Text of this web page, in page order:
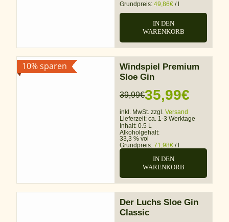
Grundpreis: 49,86€ /l
IN DEN
WARENKORB
10% sparen
Windspiel Premium
Sloe Gin
39,99€
Ursprünglicher
Preis
war:
39,99€
35,99€
Aktueller
Preis
ist:
35,99€.
inkl. MwSt. zzgl. Versand
Lieferzeit: ca. 1-3 Werktage
Inhalt: 0.5 L
Alkoholgehalt:
33,3 % vol
Grundpreis: 71,98€ /
IN DEN
WARENKORB
Der Luchs Sloe Gin
Classic